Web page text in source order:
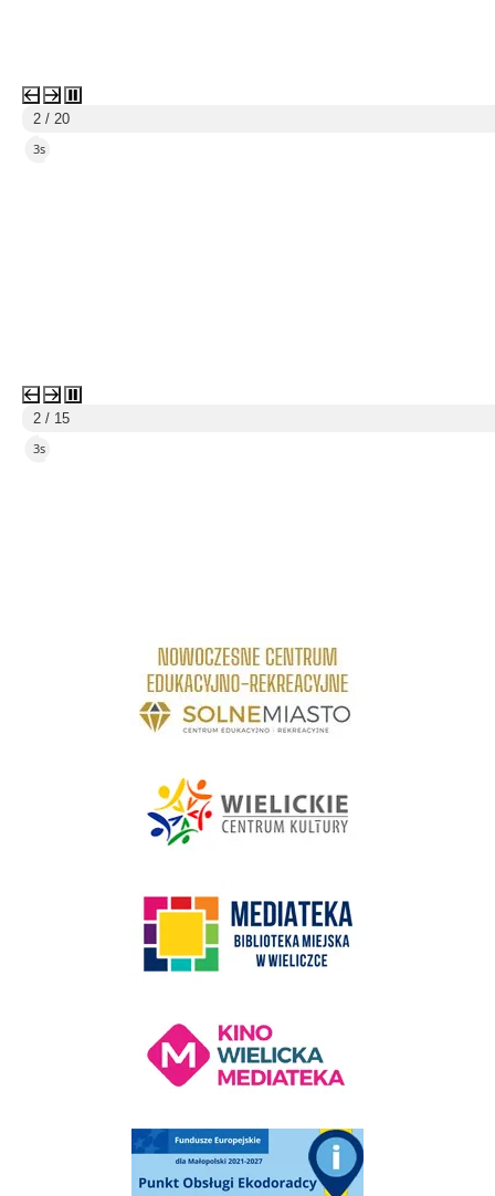
2 / 20
2s
2 / 15
2s
link do strony Centrum Edukacyjno Rekreacyjne
Punkt Obsługi Ekodoradcy Wieliczka